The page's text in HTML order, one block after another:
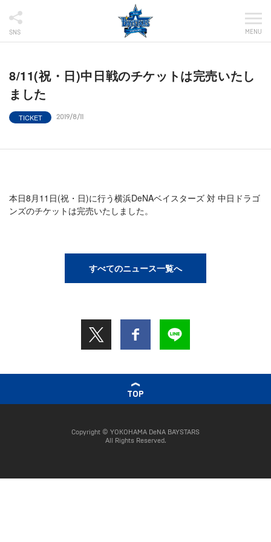
SNS MENU
8/11(祝・日)中日戦のチケットは完売いたし
ました
TICKET 2019/8/11
本日8月11日(祝・日)に行う横浜DeNAベイスターズ 対 中日ドラゴ
ンズのチケットは完売いたしました。
すべてのニュース一覧へ
TOP
Copyright © YOKOHAMA DeNA BAYSTARS
All Rights Reserved.